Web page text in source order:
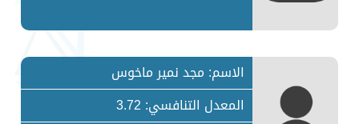
الاسم: مجد نمير ماخوس
المعدل التنافسي: 3.72